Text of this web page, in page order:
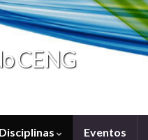
CENG
Disciplinas Eventos